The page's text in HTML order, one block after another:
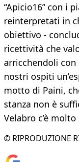
“Apicio16” con i
reinterpretati in
obiettivo -
ricettività che
arricchendoli
nostri ospiti
motto di Paini,
stanza non è
Velabro c’è
© RIPRODUZIONE